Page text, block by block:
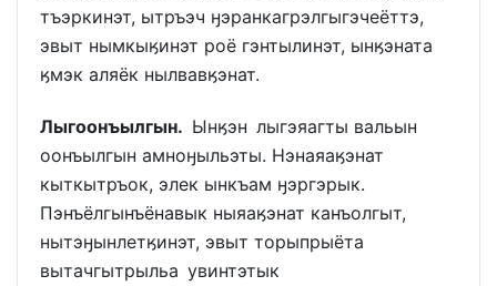
тъэркинэт, ытръэч ӈэранкагрэлгыгэчеёттэ,
эвыт нымкыӄинэт роё гэнтылинэт, ынӄэната
ӄмэк аляёк нылвавӄэнат.
Лыгоонъылгын. Ынӄэн лыгэяагты вальын
оонъылгын амноӈыльэты. Нэнаяаӄэнат
кыткытръок, элек ынкъам ӈэргэрык.
Пэнъёлгынъёнавык ныяаӄэнат канъолгыт,
нытэӈынлетӄинэт, эвыт торыпрыёта
вытачгытрыльа увинтэтык